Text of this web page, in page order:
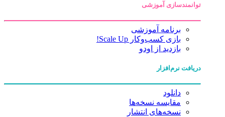
توانمندسازی آموزشی
برنامه آموزشی
بازی کسب‌وکار Scale Up!
بازدید از اودو
دریافت نرم‌افزار
دانلود
مقایسه نسخه‌ها
نسخه‌های انتشار